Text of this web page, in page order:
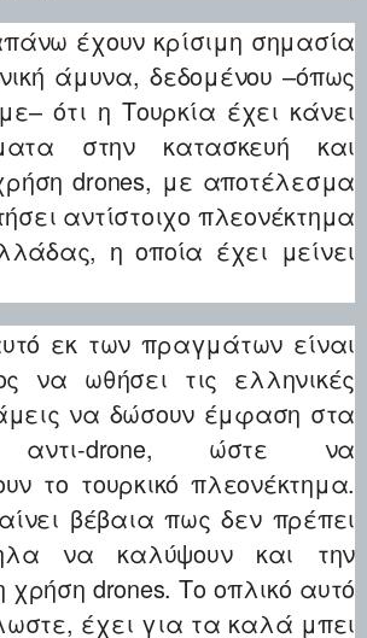
έχουν κρίσιμη σημασία
άμυνα, δεδομένου –όπως
ότι η Τουρκία έχει κάνει
στην κατασκευή και
drones, με αποτέλεσμα
αντίστοιχο πλεονέκτημα
η οποία έχει μείνει
εκ των πραγμάτων είναι
να ωθήσει τις ελληνικές
να δώσουν έμφαση στα
αντι-drone, ώστε να
το τουρκικό πλεονέκτημα.
βέβαια πως δεν πρέπει
να καλύψουν και την
drones. Το οπλικό αυτό
έχει για τα καλά μπει